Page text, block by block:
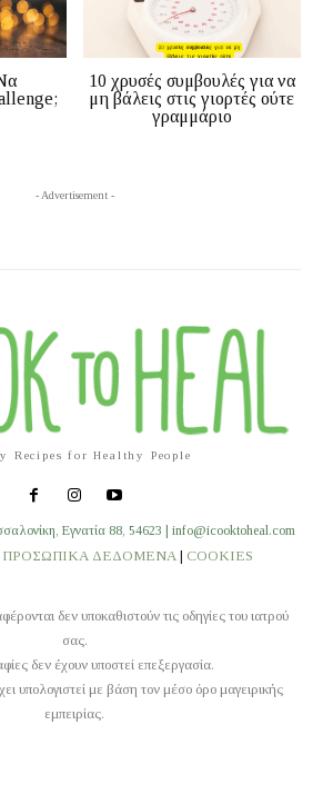
10 χρυσές συμβουλές για να
μη βάλεις στις γιορτές ούτε
γραμμάριο
- Advertisement -
Recipes for Healthy People
Εγνατία 88, 54623 | info@icooktoheal.com
ΠΡΟΣΩΠΙΚΑ ΔΕΔΟΜΕΝΑ | COOKIES
δεν υποκαθιστούν τις οδηγίες του ιατρού
σας.
δεν έχουν υποστεί επεξεργασία.
υπολογιστεί με βάση τον μέσο όρο μαγειρικής
εμπειρίας.